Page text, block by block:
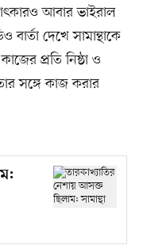
আবার ভাইরাল
দেখে সামান্থাকে
প্রতি নিষ্ঠা ও
সঙ্গে কাজ করার